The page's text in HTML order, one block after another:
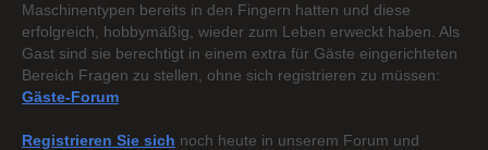
Maschinentypen bereits in den Fingern hatten und diese
erfolgreich, hobbymäßig, wieder zum Leben erweckt haben. Als
Gast sind sie berechtigt in einem extra für Gäste eingerichteten
Bereich Fragen zu stellen, ohne sich registrieren zu müssen:
Gäste-Forum
Registrieren Sie sich noch heute in unserem Forum und